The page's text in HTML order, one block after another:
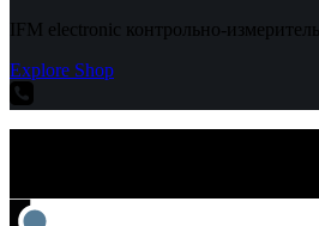
IFM electronic контрольно-
Explore Shop